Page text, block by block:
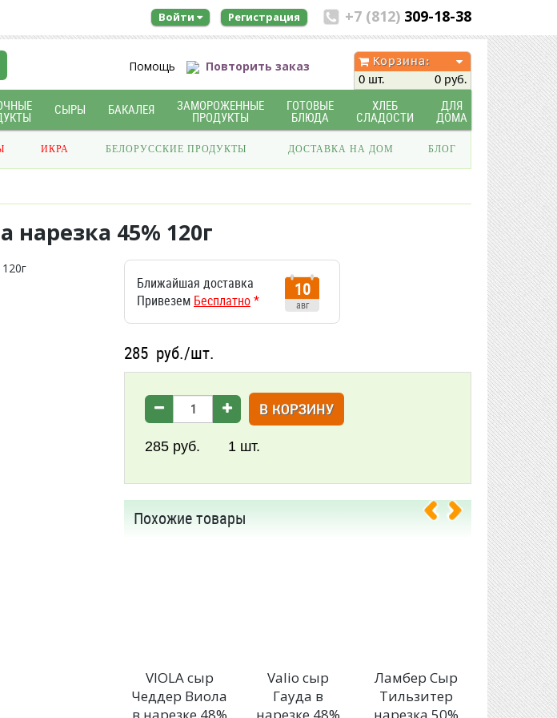
+7 (812) 309-18-38
Войти Регистрация
Помощь Повторить заказ
Корзина:
0 шт.
0 руб.
СЫРЫ БАКАЛЕЯ ЗАМОРОЖЕННЫЕ
ПРОДУКТЫ
ГОТОВЫЕ
БЛЮДА
ХЛЕБ
СЛАДОСТИ
ДЛЯ
ДОМА
ИКРА БЕЛОРУССКИЕ ПРОДУКТЫ ДОСТАВКА НА ДОМ БЛОГ
нарезка 45% 120г
Ближайшая доставка
Привезем Бесплатно*
10
авг
285 руб./шт.
В КОРЗИНУ
285 руб. 1 шт.
Похожие товары
VIOLA сыр
Чеддер Виола
Valio сыр
Гауда в
Ламбер Сыр
Тильзитер
Тысяча
сыр